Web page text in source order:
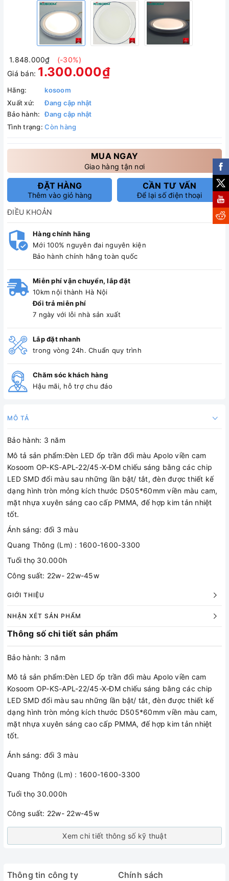
1.848.000₫
(-30%)
Giá bán: 1.300.000₫
Hãng:
kosoom
Xuất xứ:
Đang cập nhật
Bảo hành:
Đang cập nhật
Tình trạng: Còn hàng
MUA NGAY
Giao hàng tận nơi
ĐẶT HÀNG
Thêm vào giỏ hàng
CẦN TƯ VẤN
Để lại số điện thoại
ĐIỀU KHOẢN
Hàng chính hãng
Mới 100% nguyên đai nguyên kiện
Bảo hành chính hãng toàn quốc
Miễn phí vận chuyển, lắp đặt
10km nội thành Hà Nội
Đổi trả miễn phí
7 ngày với lỗi nhà sản xuất
Lắp đặt nhanh
trong vòng 24h. Chuẩn quy trình
Chăm sóc khách hàng
Hậu mãi, hỗ trợ chu đáo
MÔ TẢ
Bảo hành: 3 năm
Mô tả sản phẩm:Đèn LED ốp trần đổi màu Apolo viền cam
Kosoom OP-KS-APL-22/45-X-ĐM chiếu sáng bằng các chip
LED SMD đổi màu sau những lần bật/ tắt, đèn được thiết kế
dạng hình tròn mỏng kích thước D505*60mm viền màu cam,
mặt nhựa xuyên sáng cao cấp PMMA, đế hợp kim tản nhiệt
tốt.
Ánh sáng: đổi 3 màu
Quang Thông (Lm) : 1600-1600-3300
Tuổi thọ 30.000h
Công suất: 22w- 22w-45w
GIỚI THIỆU
NHẬN XÉT SẢN PHẨM
Thông số chi tiết sản phẩm
Bảo hành: 3 năm
Mô tả sản phẩm:Đèn LED ốp trần đổi màu Apolo viền cam
Kosoom OP-KS-APL-22/45-X-ĐM chiếu sáng bằng các chip
LED SMD đổi màu sau những lần bật/ tắt, đèn được thiết kế
dạng hình tròn mỏng kích thước D505*60mm viền màu cam,
mặt nhựa xuyên sáng cao cấp PMMA, đế hợp kim tản nhiệt
tốt.
Ánh sáng: đổi 3 màu
Quang Thông (Lm) : 1600-1600-3300
Tuổi thọ 30.000h
Công suất: 22w- 22w-45w
Xem chi tiết thông số kỹ thuật
Thông tin công ty Chính sách